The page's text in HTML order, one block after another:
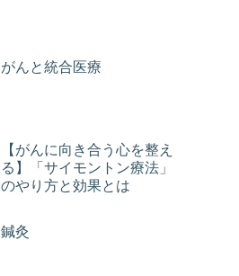
がんと統合医療
【がんに向き合う心を整え
る】「サイモントン療法」
のやり方と効果とは
鍼灸